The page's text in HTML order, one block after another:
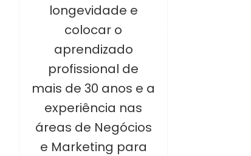
longevidade e
colocar o
aprendizado
profissional de
mais de 30 anos e a
experiência nas
áreas de Negócios
e Marketing para